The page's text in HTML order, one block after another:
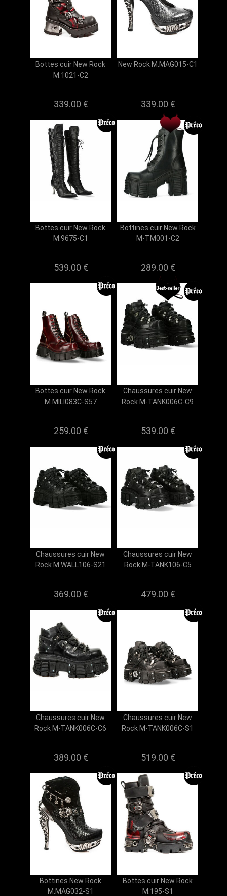
Bottes cuir New Rock
M.1021-C2
339.00 €
New Rock M.MAG015-C1
339.00 €
Bottes cuir New Rock
M.9675-C1
539.00 €
Bottines cuir New Rock
M-TM001-C2
289.00 €
Bottes cuir New Rock
M.MILI083C-S57
259.00 €
Chaussures cuir New
Rock M-TANK006C-C9
539.00 €
Chaussures cuir New
Rock M.WALL106-S21
369.00 €
Chaussures cuir New
Rock M-TANK106-C5
479.00 €
Chaussures cuir New
Rock M-TANK006C-C6
389.00 €
Chaussures cuir New
Rock M-TANK006C-S1
519.00 €
Bottines New Rock
M.MAG032-S1
Bottes cuir New Rock
M.195-S1